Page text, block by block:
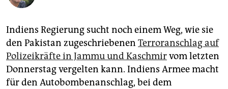
abo
genossenschaft
epaper login
Indiens Regierung sucht noch einem Weg, wie sie
den Pakistan zugeschriebenen Terroranschlag auf
Polizeikräfte in Jammu und Kaschmirvom letzten
Donnerstag vergelten kann. Indiens Armee macht
für den Autobombenanschlag, bei dem